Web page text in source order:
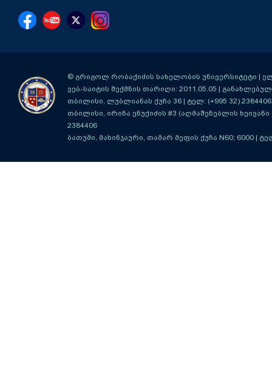
© გრიგოლ რობაქიძის სახელობის უნივერსიტეტი |
ვებ-საიტის შექმნის თარიღი: 2011.05.05 |
თბილისი, ლუბლიანას ქუჩა 36 | ტელ: (+995 32)
თბილისი, ირინა ენუქიძის #3 (აღმაშენებლის ხეივანი
2384406
ბათუმი, მახინჯაური, თამარ მეფის ქუჩა N60; 6000 |